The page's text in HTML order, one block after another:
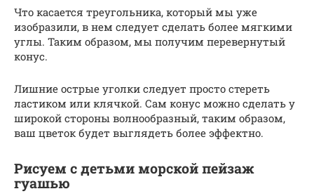
Что касается треугольника, который мы уже
изобразили, в нем следует сделать более мягкими
углы. Таким образом, мы получим перевернутый
конус.
Лишние острые уголки следует просто стереть
ластиком или клячкой. Сам конус можно сделать у
широкой стороны волнообразный, таким образом,
ваш цветок будет выглядеть более эффектно.
Рисуем с детьми морской пейзаж
гуашью